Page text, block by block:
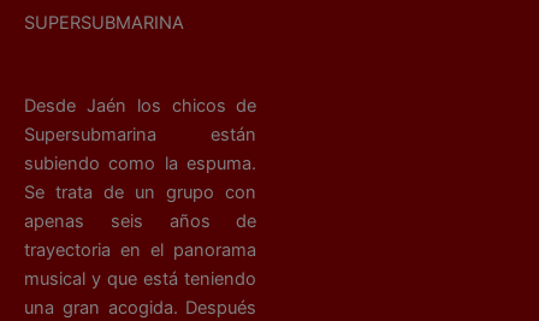
SUPERSUBMARINA
Desde Jaén los chicos de
Supersubmarina están
subiendo como la espuma.
Se trata de un grupo con
apenas seis años de
trayectoria en el panorama
musical y que está teniendo
una gran acogida. Después